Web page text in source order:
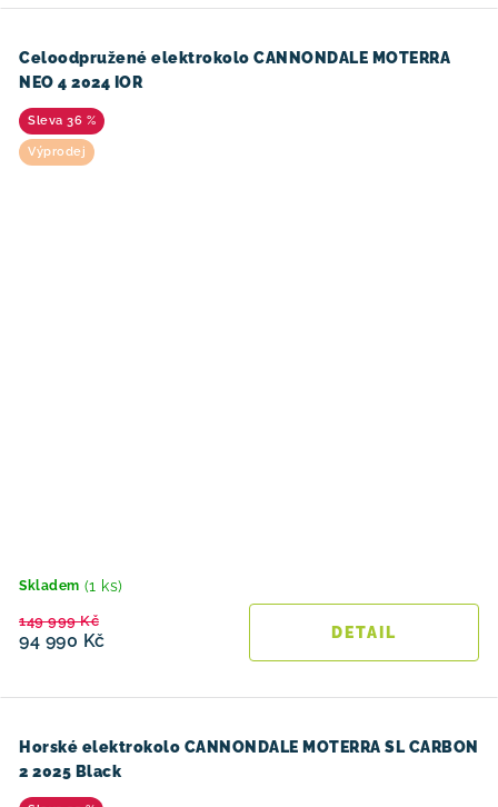
Celoodpružené elektrokolo CANNONDALE MOTERRA
NEO 4 2024 IOR
36 %
Výprodej
Skladem (1 ks)
94 990 Kč
149 999 Kč
Horské elektrokolo CANNONDALE MOTERRA SL CARBON
2 2025 Black